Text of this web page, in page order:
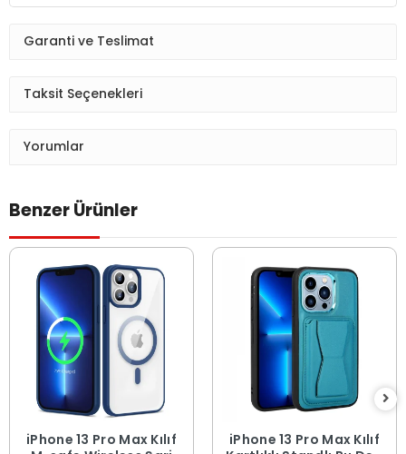
Garanti ve Teslimat
Taksit Seçenekleri
Yorumlar
Benzer Ürünler
iPhone 13 Pro Max Kılıf
iPhone 13 Pro Max Kılıf